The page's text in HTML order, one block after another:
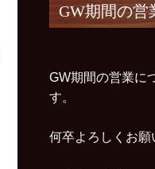
GW期間の営
GW期間の営業に
す。
何卒よろしく